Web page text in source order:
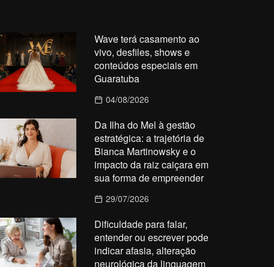
Wave terá casamento ao
vivo, desfiles, shows e
conteúdos especiais em
Guaratuba
04/08/2026
Da Ilha do Mel à gestão
estratégica: a trajetória de
Bianca Martinowsky e o
impacto da raiz caiçara em
sua forma de empreender
29/07/2026
Dificuldade para falar,
entender ou escrever pode
indicar afasia, alteração
neurológica da linguagem